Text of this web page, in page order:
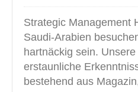
Strategic Management
Saudi-Arabien
hartnäckig sein.
erstaunliche
bestehend aus